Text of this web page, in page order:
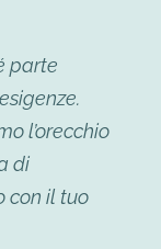
parte
l’orecchio
di
con il tuo